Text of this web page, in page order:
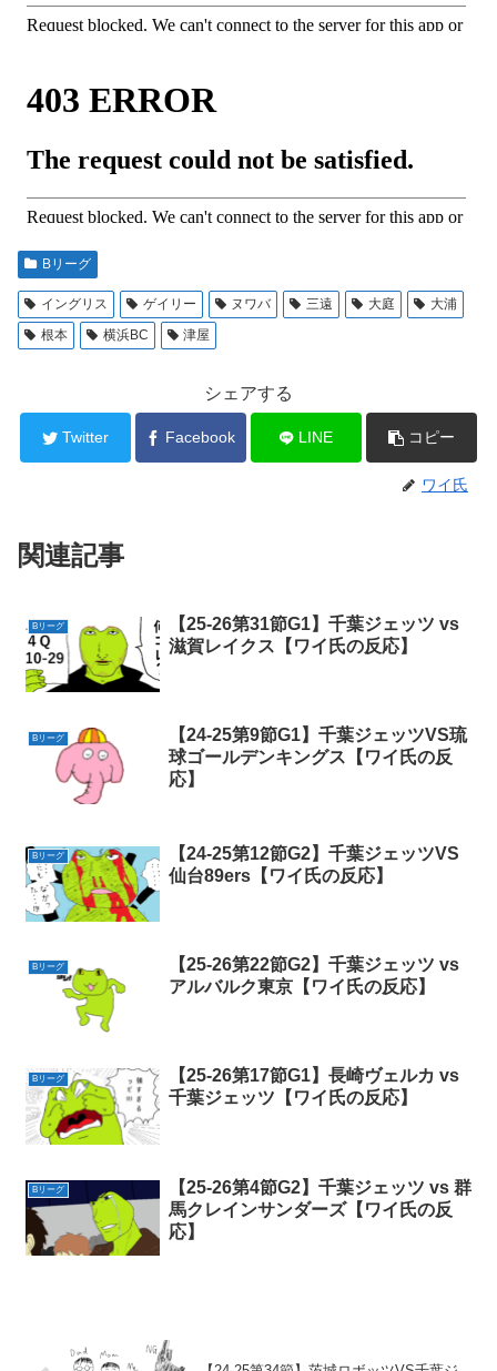
Bリーグ
イングリス ゲイリー ヌワバ 三遠 大庭
大浦
根本
横浜BC 津屋
シェアする
Twitter Facebook LINE コピー
ワイ氏
関連記事
Bリーグ
【25-26第31節G1】千葉ジェッツ vs
滋賀レイクス【ワイ氏の反応】
Bリーグ
【24-25第9節G1】千葉ジェッツVS琉
球ゴールデンキングス【ワイ氏の反
応】
Bリーグ
【24-25第12節G2】千葉ジェッツVS
仙台89ers【ワイ氏の反応】
Bリーグ
【25-26第22節G2】千葉ジェッツ vs
アルバルク東京【ワイ氏の反応】
Bリーグ
【25-26第17節G1】長崎ヴェルカ vs
千葉ジェッツ【ワイ氏の反応】
Bリーグ
【25-26第4節G2】千葉ジェッツ vs 群
馬クレインサンダーズ【ワイ氏の反
応】